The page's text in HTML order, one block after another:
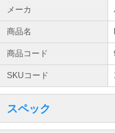
メーカ
商品名
商品コード
SKUコード
スペック